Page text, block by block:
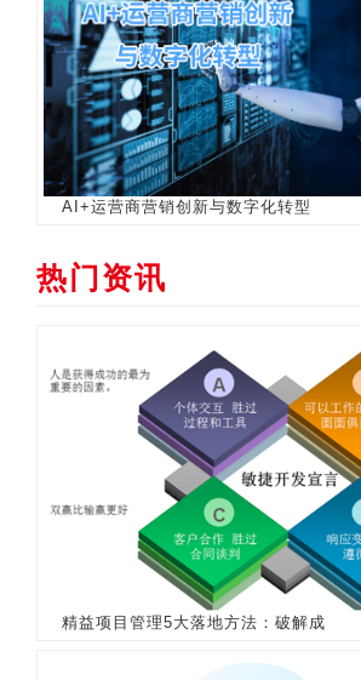
AI+运营商营销创新与数字化转型
热门资讯
精益项目管理5大落地方法：破解成